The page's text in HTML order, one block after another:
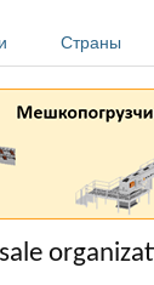
Страны